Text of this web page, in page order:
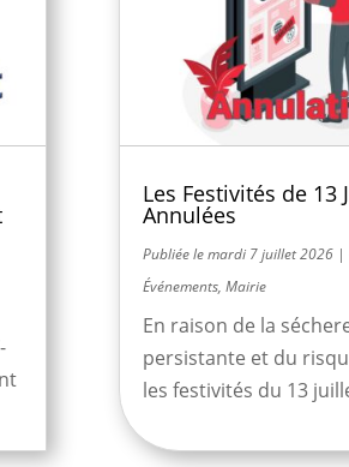
Les Festivités de 13
Annulées
mardi 7 juillet 2026|
Événements, Mairie
En raison de la
persistante et du
les festivités du 13